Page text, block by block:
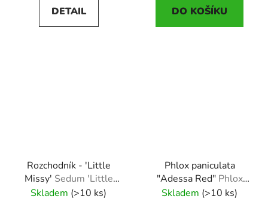
DETAIL DO KOŠÍKU
Rozchodník - 'Little
Missy' Sedum 'Little
Missy'
Skladem (>10 ks)
Phlox paniculata
"Adessa Red" Phlox
paniculata "Adessa
Skladem (>10 ks)